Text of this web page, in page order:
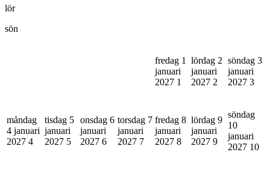
lör
sön
fredag 1
januari
2027 1
lördag 2
januari
2027 2
söndag 3
januari
2027 3
måndag
4 januari
2027 4
tisdag 5
januari
2027 5
onsdag 6
januari
2027 6
torsdag 7
januari
2027 7
fredag 8
januari
2027 8
lördag 9
januari
2027 9
söndag
10
januari
2027 10